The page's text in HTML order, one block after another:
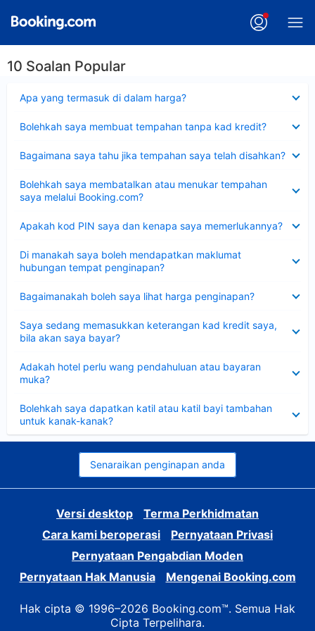
10 Soalan Popular
Apa yang termasuk di dalam harga?
Bolehkah saya membuat tempahan tanpa kad kredit?
Bagaimana saya tahu jika tempahan saya telah disahkan?
Bolehkah saya membatalkan atau menukar tempahan
saya melalui Booking.com?
Apakah kod PIN saya dan kenapa saya memerlukannya?
Di manakah saya boleh mendapatkan maklumat
hubungan tempat penginapan?
Bagaimanakah boleh saya lihat harga penginapan?
Saya sedang memasukkan keterangan kad kredit saya,
bila akan saya bayar?
Adakah hotel perlu wang pendahuluan atau bayaran
muka?
Bolehkah saya dapatkan katil atau katil bayi tambahan
untuk kanak-kanak?
Senaraikan penginapan anda
Versi desktop
Terma Perkhidmatan
Cara kami beroperasi
Pernyataan Privasi
Pernyataan Pengabdian Moden
Pernyataan Hak Manusia
Mengenai Booking.com
Hak cipta © 1996–2026 Booking.com™. Semua Hak
Cipta Terpelihara.